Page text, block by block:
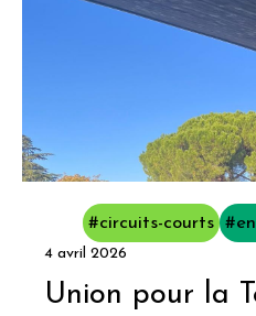
#circuits-courts
4 avril 2026
Union pour la